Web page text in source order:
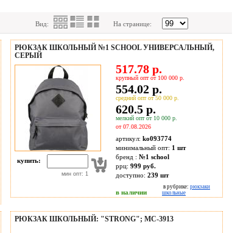
Вид: На странице:
РЮКЗАК ШКОЛЬНЫЙ №1 SCHOOL УНИВЕРСАЛЬНЫЙ,
СЕРЫЙ
купить:
мин опт: 1
517.78 р.
крупный опт от 100 000 р.
554.02 р.
средний опт от 50 000 р.
620.5 р.
мелкий опт от 10 000 р.
от 07.08.2026
артикул: ko093774
минимальный опт: 1 шт
бренд : №1 school
ррц: 999 руб.
доступно: 239 шт
в наличии
в рубрике: рюкзаки
школьные
РЮКЗАК ШКОЛЬНЫЙ: "STRONG"; МС-3913